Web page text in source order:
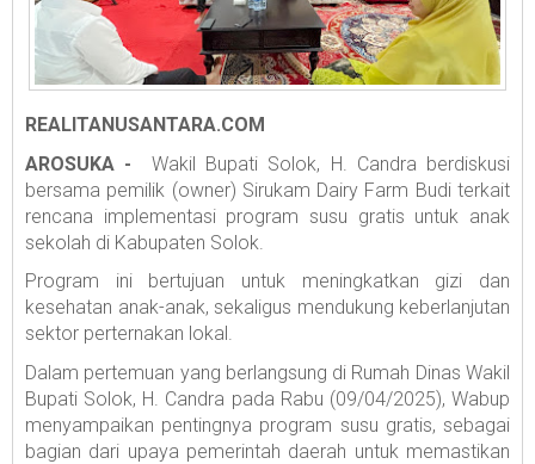
REALITANUSANTARA.COM
AROSUKA -
Wakil Bupati Solok, H. Candra berdiskusi
bersama pemilik (owner) Sirukam Dairy Farm Budi terkait
rencana implementasi program susu gratis untuk anak
sekolah di Kabupaten Solok.
Program ini bertujuan untuk meningkatkan gizi dan
kesehatan anak-anak, sekaligus mendukung keberlanjutan
sektor perternakan lokal.
Dalam pertemuan yang berlangsung di Rumah Dinas Wakil
Bupati Solok, H. Candra pada Rabu (09/04/2025), Wabup
menyampaikan pentingnya program susu gratis, sebagai
bagian dari upaya pemerintah daerah untuk memastikan